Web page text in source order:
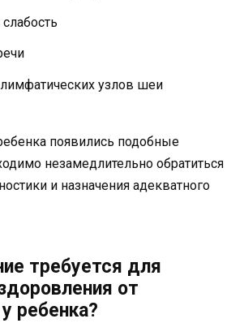
узлов шеи
появились подобные
незамедлительно обратиться
и назначения адекватного
требуется для
от
ребенка?